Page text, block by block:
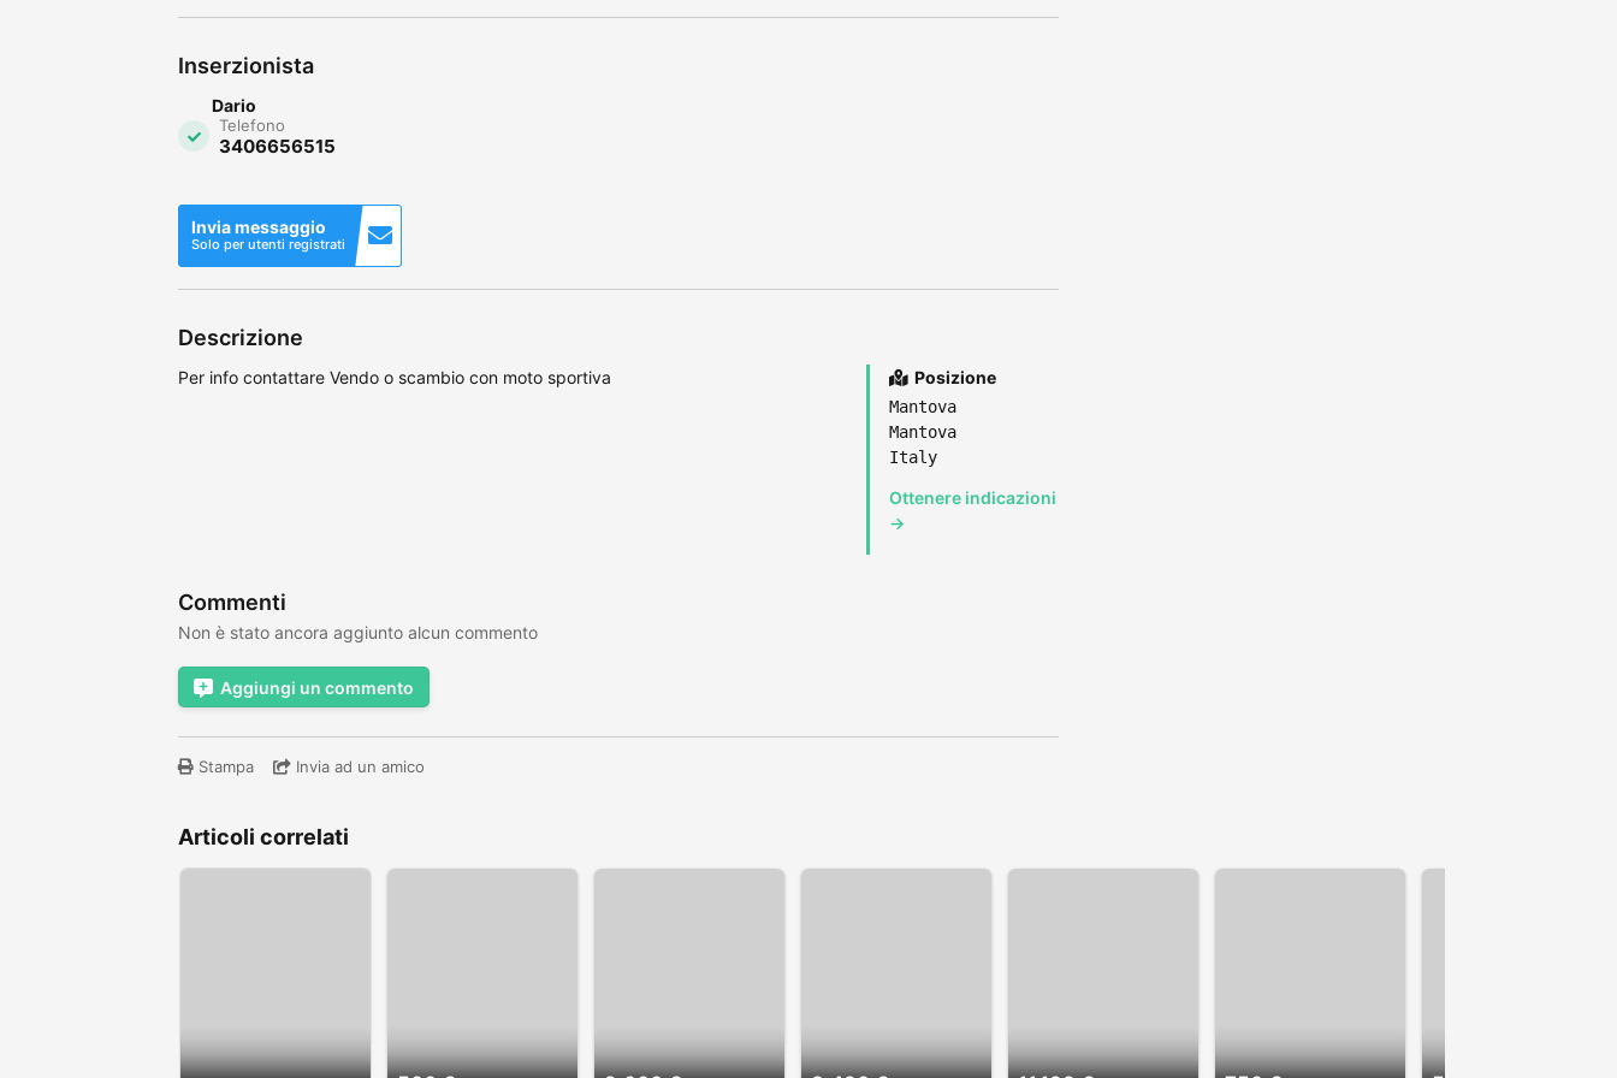
Inserzionista
Dario
Telefono
3406656515
Invia messaggio
Solo per utenti registrati
Descrizione
Per info contattare Vendo o scambio con moto sportiva Posizione
Mantova
Mantova
Italy
Ottenere indicazioni
→
Commenti
Non è stato ancora aggiunto alcun commento
Aggiungi un commento
Stampa Invia ad un amico
Articoli correlati